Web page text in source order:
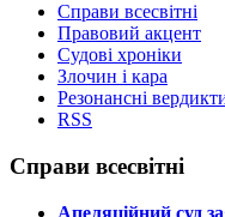
Справи всесвітні
Правовий акцент
Судові хроніки
Злочин і кара
Резонансні
RSS
Справи всесвітні
​Апеляційний суд